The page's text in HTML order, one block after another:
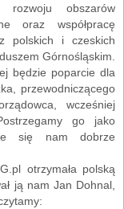
rozwoju obszarów
oraz współpracę
polskich i czeskich
Górnośląskim.
będzie poparcie dla
przewodniczącego
wcześniej
go jako
się nam dobrze
otrzymała polską
ją nam Jan Dohnal,